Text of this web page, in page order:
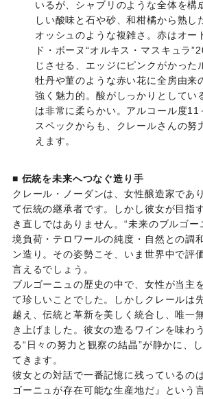
いるが、シャブリのような全体を構
しい酸味と石や砂、和柑橘から熟し
オッシュのような複雑さ。赤はオー
ド・ボーヌ“オルキス・マスキュラ
じさせる、エッジにピンクがかった
牡丹や菫のような赤い花に全房由来
強く魅力的。酸がしっかりとしてい
は非常に柔らかい。アルコール度11
スペックからも、クレールさんの努
えます。
■ 伝統を未来へつなぐ造り手
クレール・ノーダンは、女性醸造家であ
て伝統の継承者です。しかし彼女が目指
き直しではありません。“未来のブルゴー
境負荷・テロワールの純度・自然との調
ン造り。その姿勢こそ、いま世界中で評
言えるでしょう。
ブルゴーニュの歴史の中で、女性が当主
て珍しいことでした。しかしクレールは
越え、伝統と革新を美しく統合し、唯一
き上げました。彼女の造るワインを味わ
る“日々の努力と観察の結晶”が静かに、
てきます。
彼女との対話で一番記憶に残っているの
ゴーニュが存在可能な生産地だ』という